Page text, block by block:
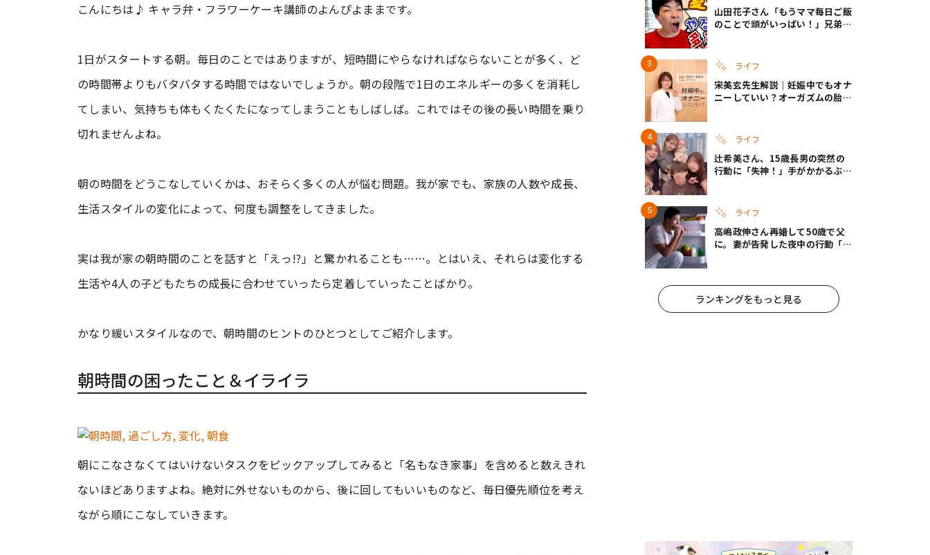
こんにちは♪ キャラ弁・フラワーケーキ講師のよんぴよままです。
1日がスタートする朝。毎日のことではありますが、短時間にやらなければならないことが多く、ど
の時間帯よりもバタバタする時間ではないでしょうか。朝の段階で1日のエネルギーの多くを消耗し
てしまい、気持ちも体もくたくたになってしまうこともしばしば。これではその後の長い時間を乗り
切れませんよね。
朝の時間をどうこなしていくかは、おそらく多くの人が悩む問題。我が家でも、家族の人数や成長、
生活スタイルの変化によって、何度も調整をしてきました。
実は我が家の朝時間のことを話すと「えっ!?」と驚かれることも……。とはいえ、それらは変化する
生活や4人の子どもたちの成長に合わせていったら定着していったことばかり。
かなり緩いスタイルなので、朝時間のヒントのひとつとしてご紹介します。
朝時間の困ったこと＆イライラ
朝にこなさなくてはいけないタスクをピックアップしてみると「名もなき家事」を含めると数えきれ
ないほどありますよね。絶対に外せないものから、後に回してもいいものなど、毎日優先順位を考え
ながら順にこなしていきます。
山田花子さん「もうママ毎日ご飯
のことで頭がいっぱい！」兄弟夏
ライフ
宋美玄先生解説｜妊娠中でもオナ
ニーしていい？オーガズムの胎児
ライフ
辻希美さん、15歳長男の突然の
行動に「失神！」手がかかるぶん
ライフ
高嶋政伸さん再婚して50歳で父
に。妻が告発した夜中の行動「こ
ランキングをもっと見る